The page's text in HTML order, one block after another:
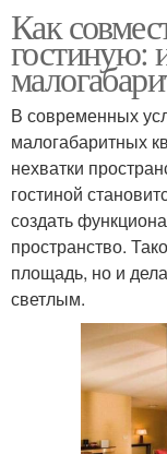
Как
гостиную:
В современных
малогабаритных
нехватки
гостиной
создать
пространство.
площадь, но и
светлым.